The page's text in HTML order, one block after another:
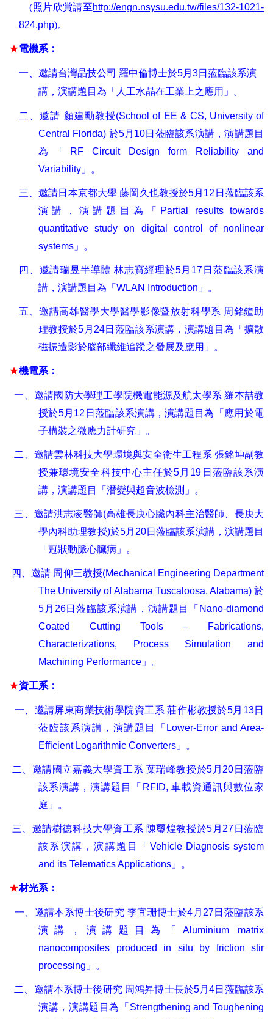
(照片欣賞請至http://engn.nsysu.edu.tw/files/132-1021-
824.php)。
★電機系：
一、 邀請台灣晶技公司 羅中倫博士於5月 3日蒞臨該系演
講，演講題目為「人工水晶在工業上之應用」。
二、邀請 顏建勳教授(School of EE & CS, University of
Central Florida) 於5月 10日蒞臨該系演講，演講題目
為「
RF Circuit Design form Reliability and
Variability 」。
三、邀請日本京都大學 藤岡久也教授於5月 12 日蒞臨該系
演講，演講題目為「 Partial results towards
quantitative study on digital control of nonlinear
systems 」。
四、 邀請瑞昱半導體 林志寶經理於5月 17 日蒞臨該系演
講，演講題目為「 WLAN Introduction 」。
五、邀請高雄醫學大學醫學影像暨放射科學系 周銘鐘助
理教授於5 月 24日蒞臨該系演講，演講題目為「擴散
磁振造影於腦部纖維追蹤之發展及應用」。
★機電系：
一、邀請國防大學理工學院機電能源及航太學系 羅本喆教
授於5月 12 日蒞臨該系演講，演講題目為「應用於電
子構裝之微應力計研究」。
二、邀請雲林科技大學環境與安全衛生工程系 張銘坤副教
授兼環境安全科技中心主任於5 月 19 日蒞臨該系演
講，演講題目「潛變與超音波檢測」。
三、邀請洪志凌醫師(高雄長庚心臟內科主治醫師
長庚大
學內科助理教授)於5月 20日蒞臨該系演講，演講題目
「冠狀動脈心臟病」。
四、邀請 周仰三教授(Mechanical Engineering Department
The University of Alabama Tuscaloosa, Alabama) 於
5 月 26日蒞臨該系演講，演講題目「 Nano-diamond
Coated Cutting Tools – Fabrications,
Characterizations, Process Simulation and
Machining Performance 」。
★資工系：
一、邀請屏東商業技術學院資工系 莊作彬教授於5月 13日
蒞臨該系演講，演講題目「 Lower-Error and Area-
Efficient Logarithmic Converters 」。
二、 邀請國立嘉義大學資工系 葉瑞峰教授於5 月 20 日蒞臨
該系演講，演講題目「 RFID, 車載資通訊與數位家
庭」。
三、 邀請樹德科技大學資工系 陳璽煌教授於5 月 27 日蒞臨
該系演講，演講題目「 Vehicle Diagnosis system
and its Telematics Applications 」。
★材光系：
一、邀請本系博士後研究 李宜珊博士於4 月 27日蒞臨該系
演講，演講題目為「 Aluminium matrix
nanocomposites produced in situ by friction stir
processing 」。
二、邀請本系博士後研究 周鴻昇博士長於5月4日蒞臨該系
演講，演講題目為「 Strengthening and Toughening